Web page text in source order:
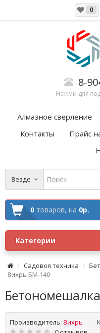
0
8-
Нажми для
Алмазное сверление
Контакты
Прайс
Везде
0 товаров, на 0р.
Категории
Садовоя техника
Вихрь БМ-140
Производитель: Вихрь